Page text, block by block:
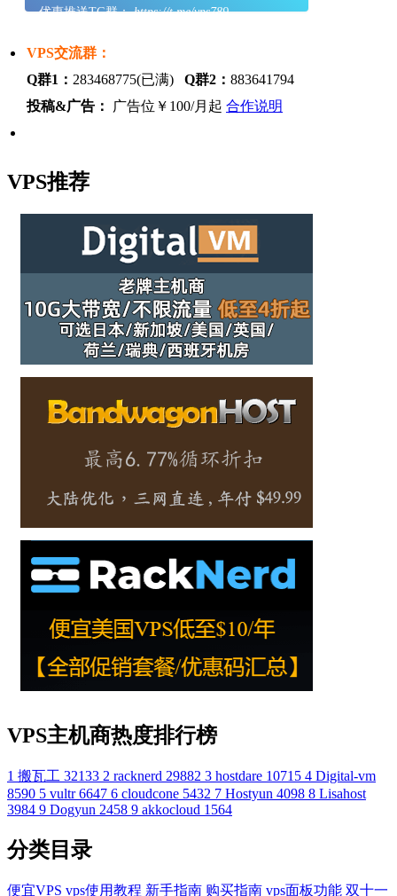
优惠推送TG群：https://t.me/vps789
VPS交流群：
Q群1： 283468775(已满) Q群2： 883641794
投稿&广告：
广告位￥100/月起 合作说明
VPS推荐
VPS主机商热度排行榜
1 搬瓦工 32133 2 racknerd 29882 3 hostdare 10715 4 Digital-vm
8590 5 vultr 6647 6 cloudcone 5432 7 Hostyun 4098 8 Lisahost
3984 9 Dogyun 2458 9 akkocloud 1564
分类目录
便宜VPS vps使用教程 新手指南 购买指南 vps面板功能 双十一